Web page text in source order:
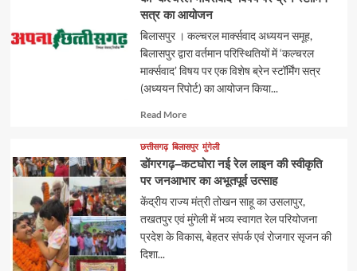
सत्र का आयोजन
बिलासपुर । कल्चरल मार्क्सवाद अध्ययन समूह,
बिलासपुर द्वारा वर्तमान परिस्थितियों में ‘कल्चरल
मार्क्सवाद’ विषय पर एक विशेष ब्रेन स्टॉर्मिंग सत्र
(अध्ययन रिपोर्ट) का आयोजन किया...
Read MoreRead
about
छत्तीसगढ़ बिलासपुर मुंगेली
डोंगरगढ़–कटघोरा नई रेल लाइन की स्वीकृति
पर जनआभार का अभूतपूर्व उत्साह
केंद्रीय राज्य मंत्री तोखन साहू का उसलापुर,
तखतपुर एवं मुंगेली में भव्य स्वागत रेल परियोजना
प्रदेश के विकास, बेहतर संपर्क एवं रोजगार सृजन की
दिशा...